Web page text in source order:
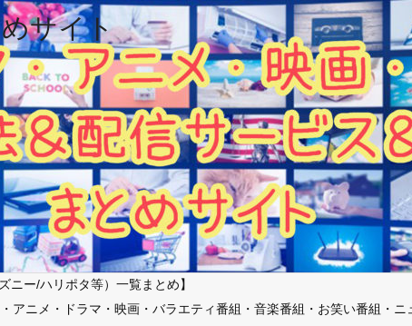
サイト
ニー/ハリポタ等）一覧まとめ】
アニメ・ドラマ・映画・バラエティ番組・音楽番組・お笑い番組・